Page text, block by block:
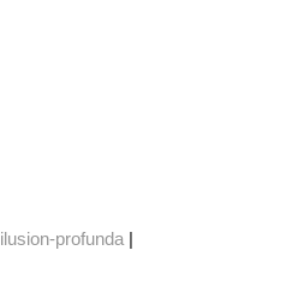
ilusion-profunda |